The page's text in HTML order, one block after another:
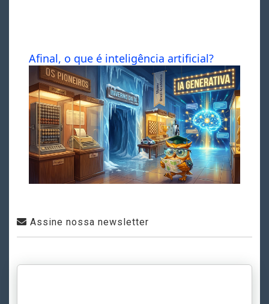
Afinal, o que é inteligência artificial?
Assine nossa newsletter